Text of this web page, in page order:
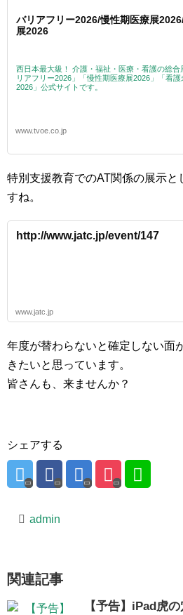
バリアフリー2026/慢性期医療展
展2026
西日本最大級！ 介護・福祉・医療・看護の総合
リアフリー2026」「慢性期医療展2026」「看護
2026」公式サイトです。
www.tvoe.co.jp
特別支援教育でのAT関係の展示と
すね。
http://www.jatc.jp/event/147
www.jatc.jp
年度が替わらないと確定しない面
きたいと思っています。
皆さんも、来ませんか？
シェアする
admin
関連記事
【予告】iPad虎